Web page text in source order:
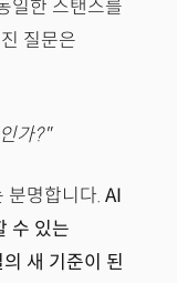
일한 스탠스를
질문은
가?"
분명합니다. AI
수 있는
새 기준이 된